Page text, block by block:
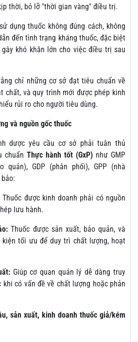
thời, bỏ lỡ "thời gian vàng" điều trị.
dụng thuốc không đúng cách, không
đến tình trạng kháng thuốc, đặc biệt
khó khăn lớn cho việc điều trị sau
chỉ những cơ sở đạt tiêu chuẩn về
chất, và quy trình mới được phép kinh
rủi ro cho người tiêu dùng.
và nguồn gốc thuốc
dược yêu cầu cơ sở phải tuân thủ
chuẩn Thực hành tốt (GxP) như GMP
quản), GDP (phân phối), GPP (nhà
Thuốc được kinh doanh phải có nguồn
lưu hành.
Thuốc được sản xuất, bảo quản, và
kiện tối ưu để duy trì chất lượng, hoạt
Giúp cơ quan quản lý dễ dàng truy
khi có vấn đề về chất lượng hoặc phản
sản xuất, kinh doanh thuốc giả/kém